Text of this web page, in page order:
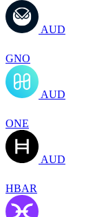
AUD
GNO
AUD
ONE
AUD
HBAR